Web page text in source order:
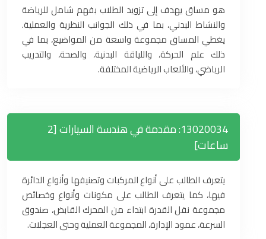
هو مساق يهدف إلى تزويد الطلاب بفهم شامل للرياضة
والنشاط البدني، بما في ذلك الجوانب النظرية والعملية.
يغطي المساق مجموعة واسعة من المواضيع، بما في
ذلك علم الحركة، واللياقة البدنية، والصحة، والتدريب
الرياضي، والألعاب الرياضية المختلفة.
13020034: مقدمة في هندسة السيارات [2
ساعات]
يتعرف الطالب على أنواع المركبات وتصنيفها وأنواع الدائرة
فيها، كما يتعرف الطالب على مكونات وأنواع وخصائص
مجموعة نقل القدرة ابتداء من المحرك القابض، صندوق
السرعة، عمود الإدارة، المجموعة العملية وحتى العجلات.